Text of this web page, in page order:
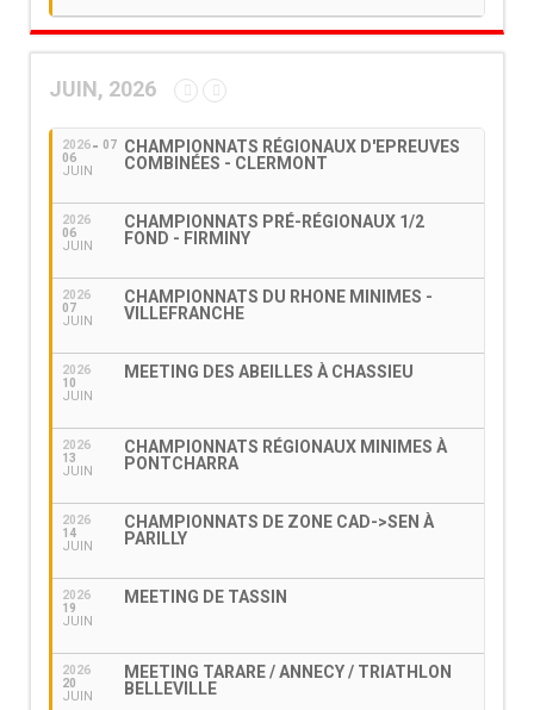
JUIN, 2026
2026
06
JUIN
07
CHAMPIONNATS RÉGIONAUX D'EPREUVES
COMBINÉES - CLERMONT
2026
06
JUIN
CHAMPIONNATS PRÉ-RÉGIONAUX 1/2
FOND - FIRMINY
2026
07
JUIN
CHAMPIONNATS DU RHONE MINIMES -
VILLEFRANCHE
2026
10
JUIN
MEETING DES ABEILLES À CHASSIEU
2026
13
JUIN
CHAMPIONNATS RÉGIONAUX MINIMES À
PONTCHARRA
2026
14
JUIN
CHAMPIONNATS DE ZONE CAD->SEN À
PARILLY
2026
19
JUIN
MEETING DE TASSIN
2026
20
JUIN
MEETING TARARE / ANNECY / TRIATHLON
BELLEVILLE